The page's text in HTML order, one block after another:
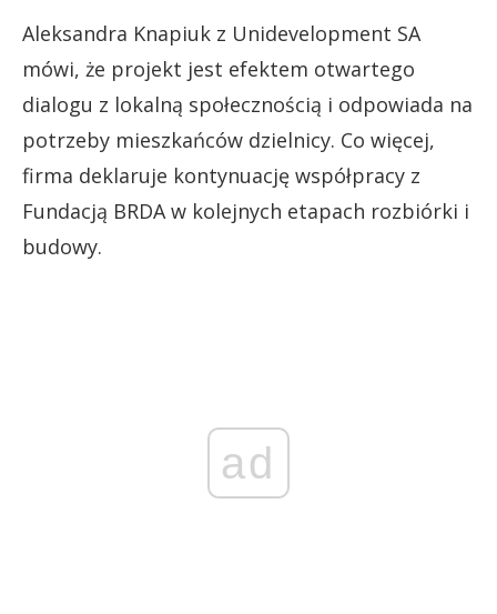
Aleksandra Knapiuk z Unidevelopment SA
mówi, że projekt jest efektem otwartego
dialogu z lokalną społecznością i odpowiada na
potrzeby mieszkańców dzielnicy. Co więcej,
firma deklaruje kontynuację współpracy z
Fundacją BRDA w kolejnych etapach rozbiórki i
budowy.
ad